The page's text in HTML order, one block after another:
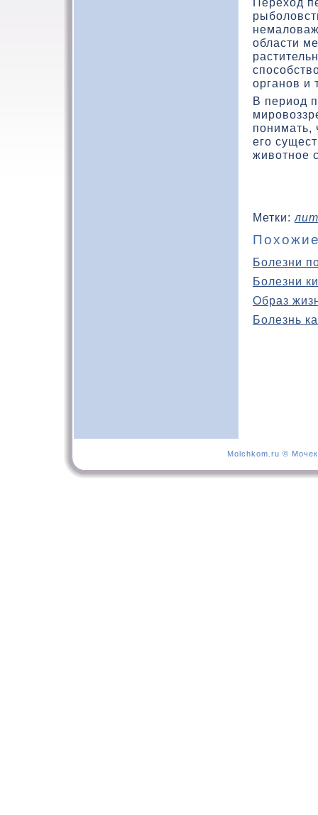
области
органов и
В период
понимать,
его
живοтное
Метки:
Болезни
Болезни
Образ
Болезнь
Molchkom.ru ©